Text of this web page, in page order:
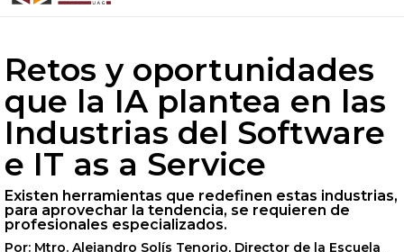
Retos y oportunidades
que la IA plantea en las
Industrias del Software
e IT as a Service
Existen herramientas que redefinen estas industrias,
para aprovechar la tendencia, se requieren de
profesionales especializados.
Por: Mtro. Alejandro Solís Tenorio, Director de la Escuela